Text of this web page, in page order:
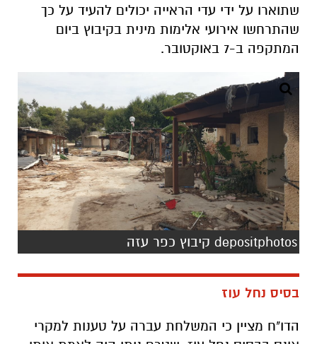
שתוארו על ידי עדי הראייה יכולים להעיד על כך
שהתרחשו אירועי אלימות מינית בקיבוץ ביום
המתקפה ב-7 באוקטובר.
depositphotos קיבוץ כפר עזה
בסיס נחל עוז
הדו"ח מציין כי המשלחת עברה על טענות למקרי